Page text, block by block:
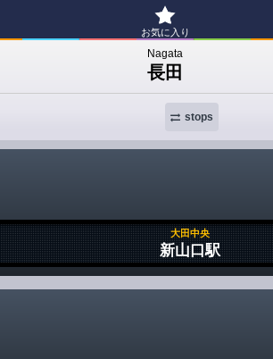
お気に入り
Nagata
長田
stops
大田中央
新山口駅